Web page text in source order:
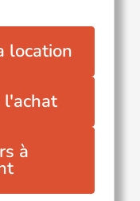
location
l'achat
à